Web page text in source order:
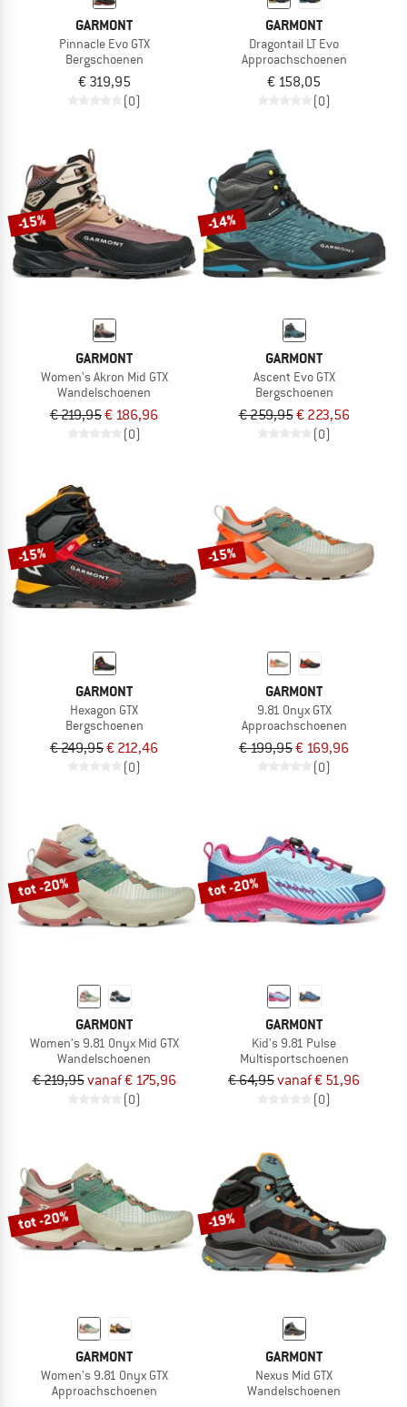
GARMONT
Pinnacle Evo GTX
Bergschoenen
€ 319,95
(0)
GARMONT
Dragontail LT Evo
Approachschoenen
€ 158,05
(0)
-15%
GARMONT
Women's Akron Mid GTX
Wandelschoenen
€ 219,95€ 186,96
(0)
-14%
GARMONT
Ascent Evo GTX
Bergschoenen
€ 259,95€ 223,56
(0)
-15%
GARMONT
Hexagon GTX
Bergschoenen
€ 249,95€ 212,46
(0)
-15%
GARMONT
9.81 Onyx GTX
Approachschoenen
€ 199,95€ 169,96
(0)
tot -20%
GARMONT
Women's 9.81 Onyx Mid GTX
Wandelschoenen
€ 219,95vanaf € 175,96
(0)
tot -20%
GARMONT
Kid's 9.81 Pulse
Multisportschoenen
€ 64,95vanaf € 51,96
(0)
tot -20%
GARMONT
Women's 9.81 Onyx GTX
Approachschoenen
-19%
GARMONT
Nexus Mid GTX
Wandelschoenen